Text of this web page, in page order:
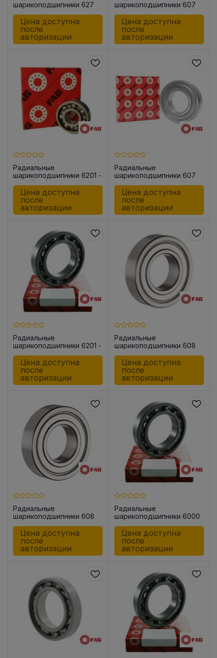
шарикоподшипники 627
Цена доступна
после
авторизации
шарикоподшипники 607
-2Z
Цена доступна
после
авторизации
Радиальные
шарикоподшипники 6201 -
C-C3 (-C3)
Цена доступна
после
авторизации
Радиальные
шарикоподшипники 607
Цена доступна
после
авторизации
Радиальные
шарикоподшипники 6201 -
C (open)
Цена доступна
после
авторизации
Радиальные
шарикоподшипники 608
-2Z
Цена доступна
после
авторизации
Радиальные
шарикоподшипники 608
Цена доступна
после
авторизации
Радиальные
шарикоподшипники 6000
Цена доступна
после
авторизации